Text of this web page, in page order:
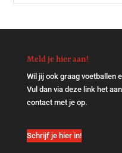
Meld je hier aan!
Wil jij ook graag voetballen
Vul dan via deze linkhet
contact met je op.
Schrijf je hier in!